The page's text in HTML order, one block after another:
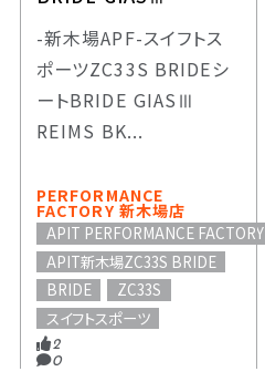
-新木場APF-スイフトス
ポーツZC33S BRIDEシ
ートBRIDE GIASⅢ
REIMS BK...
PERFORMANCE
FACTORY 新木場店
APIT PERFORMANCE FACTORY
APIT新木場ZC33S BRIDE
BRIDE
ZC33S
スイフトスポーツ
2
0